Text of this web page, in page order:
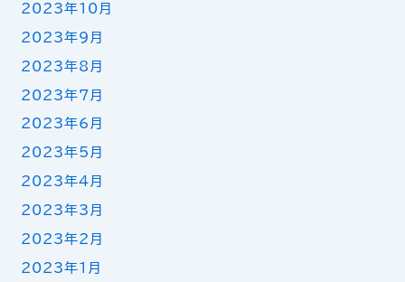
2023年10月
2023年9月
2023年8月
2023年7月
2023年6月
2023年5月
2023年4月
2023年3月
2023年2月
2023年1月